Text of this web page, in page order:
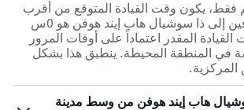
مسافة 12 كم فقط، يكون وقت القيادة المتوقع من أقرب
مطار مطار إيندهوفين إلى ذا سوشيال هاب إيند هوفن هو 0س
القيادة المقدر اعتماداً على أوقات المرور
في المنطقة المحيطة. ينطبق هذا بشكل
هاب إيند هوفن من وسط مدينة